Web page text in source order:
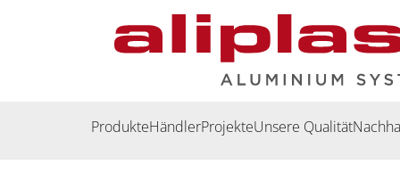
ProdukteHändlerProjekteUnsere Qualität